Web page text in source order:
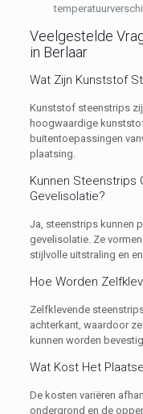
Veelgestelde
in Berlaar
Wat Zijn Kunststof
Kunststof steenstrips
hoogwaardige
buitentoepassingen
plaatsing.
Kunnen Steenstrips
Gevelisolatie?
Ja, steenstrips kunnen
gevelisolatie. Ze
stijlvolle uitstraling en
Hoe Worden
Zelfklevende
achterkant, waardoor
kunnen worden
Wat Kost Het
De kosten variëren
ondergrond en de